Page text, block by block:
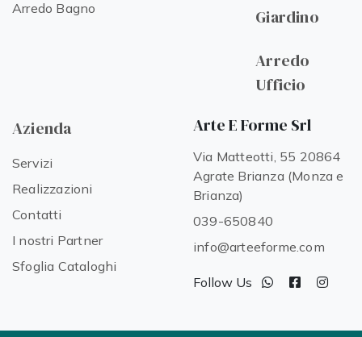
Arredo Bagno
Giardino
Arredo
Ufficio
Azienda
Servizi
Realizzazioni
Contatti
I nostri Partner
Sfoglia Cataloghi
Arte E Forme Srl
Via Matteotti, 55 20864
Agrate Brianza (Monza e
Brianza)
039-650840
info@arteeforme.com
Follow Us